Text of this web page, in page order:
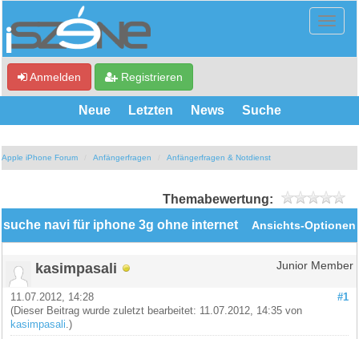
Anmelden Registrieren
Neue Letzten News Suche
Apple iPhone Forum Anfängerfragen Anfängerfragen & Notdienst
Themabewertung:
Ansichts-Optionen
suche navi für iphone 3g ohne internet
kasimpasali Junior Member
#1
11.07.2012, 14:28
(Dieser Beitrag wurde zuletzt bearbeitet: 11.07.2012, 14:35 von
kasimpasali .)